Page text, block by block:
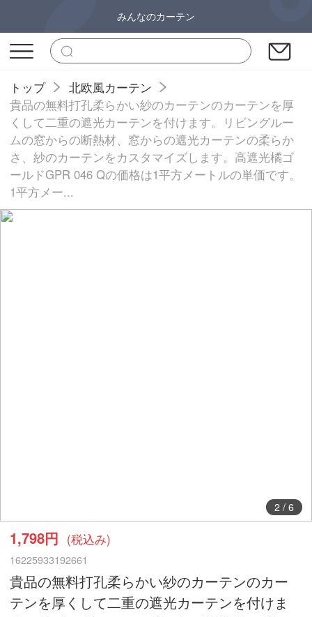
みんなのカーテン
トップ
北欧風カーテン
貴品の無料打孔柔らかい紗のカーテンのカーテンを厚
くして二重の遮光カーテンを付けます。リビングルー
ムの窓からの断熱材、窓からの遮光カーテンの柔らか
さ、紗のカーテンをカスタマイズします。高遮光橘ゴ
ールドGPR 046 Qの価格は1平方メートルの単価です。
1平方メー...
2/ 6
1,798円 (税込み)
16225933192661
貴品の無料打孔柔らかい紗のカーテンのカー
テンを厚くして二重の遮光カーテンを付けま